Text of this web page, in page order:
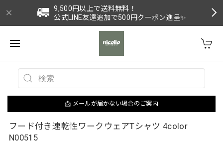
9,500円以上で送料無料！
公式LINE友達追加で500円クーポン進呈✨
📩 メールが届かない場合のご案内
フード付き速乾性ワークウェアTシャツ 4color
N00515